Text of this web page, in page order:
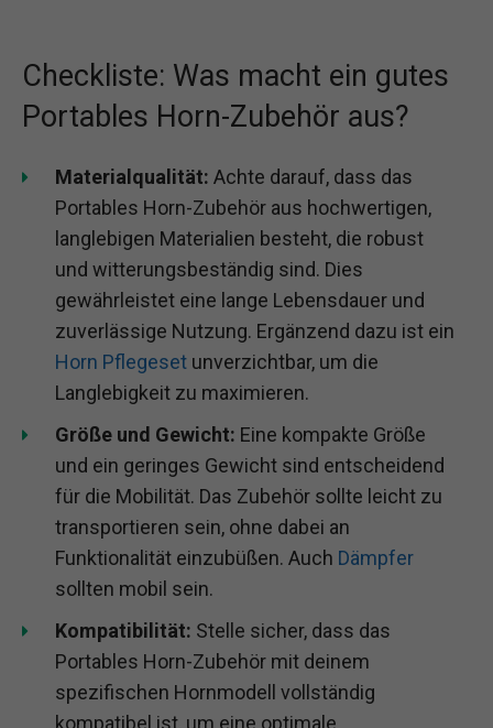
Checkliste: Was macht ein gutes
Portables Horn-Zubehör aus?
Materialqualität:
Achte darauf, dass das
Portables Horn-Zubehör aus hochwertigen,
langlebigen Materialien besteht, die robust
und witterungsbeständig sind. Dies
gewährleistet eine lange Lebensdauer und
zuverlässige Nutzung. Ergänzend dazu ist ein
Horn Pflegesetunverzichtbar, um die
Langlebigkeit zu maximieren.
Größe und Gewicht:
Eine kompakte Größe
und ein geringes Gewicht sind entscheidend
transportieren sein, ohne dabei an
Funktionalität einzubüßen. AuchDämpfer
sollten mobil sein.